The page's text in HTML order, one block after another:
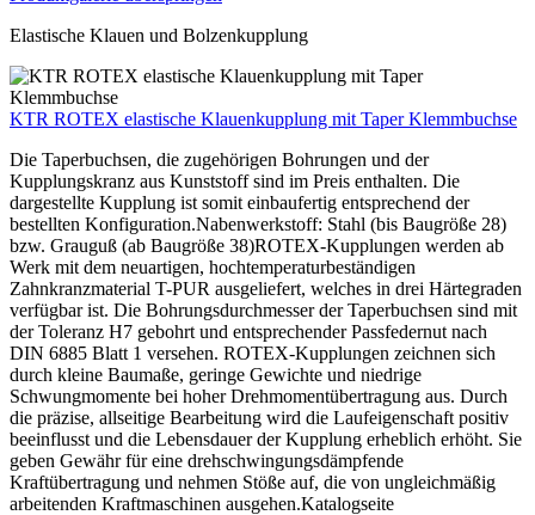
Elastische Klauen und Bolzenkupplung
KTR ROTEX elastische Klauenkupplung mit Taper Klemmbuchse
Die Taperbuchsen, die zugehörigen Bohrungen und der
Kupplungskranz aus Kunststoff sind im Preis enthalten. Die
dargestellte Kupplung ist somit einbaufertig entsprechend der
bestellten Konfiguration.Nabenwerkstoff: Stahl (bis Baugröße 28)
bzw. Grauguß (ab Baugröße 38)ROTEX-Kupplungen werden ab
Werk mit dem neuartigen, hochtemperaturbeständigen
Zahnkranzmaterial T-PUR ausgeliefert, welches in drei Härtegraden
verfügbar ist. Die Bohrungsdurchmesser der Taperbuchsen sind mit
der Toleranz H7 gebohrt und entsprechender Passfedernut nach
DIN 6885 Blatt 1 versehen. ROTEX-Kupplungen zeichnen sich
durch kleine Baumaße, geringe Gewichte und niedrige
Schwungmomente bei hoher Drehmomentübertragung aus. Durch
die präzise, allseitige Bearbeitung wird die Laufeigenschaft positiv
beeinflusst und die Lebensdauer der Kupplung erheblich erhöht. Sie
geben Gewähr für eine drehschwingungsdämpfende
Kraftübertragung und nehmen Stöße auf, die von ungleichmäßig
arbeitenden Kraftmaschinen ausgehen.Katalogseite